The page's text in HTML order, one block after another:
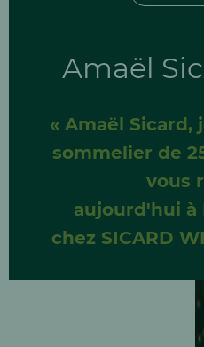
Amaël
« Amaël Sicard,
sommelier de
vous
aujourd'hui à
chez SICARD